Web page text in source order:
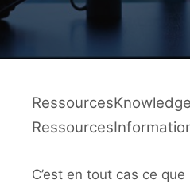
C’est en tout cas ce que